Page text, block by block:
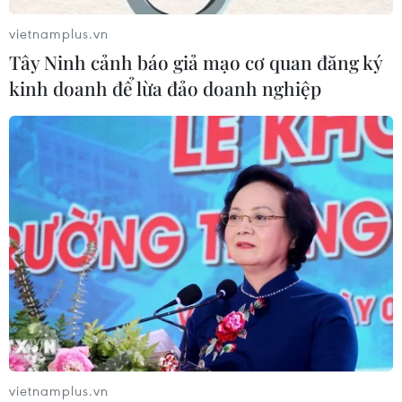
CƠ QUAN CHỦ QUẢN: THÔNG TẤN XÃ VIỆT NAM
Tổng Biên tập: TRẦN TIẾN DUẨN
Phó Tổng Biên tập: NGUYỄN THỊ TÁM, KHÚC THANH
THỦY
Sở hữu trí tuệ
Quy định sử dụng
RSS
Hỗ trợ
vietnamplus.vn
Tây Ninh cảnh báo giả mạo cơ quan đăng ký
kinh doanh để lừa đảo doanh nghiệp
vietnamplus.vn